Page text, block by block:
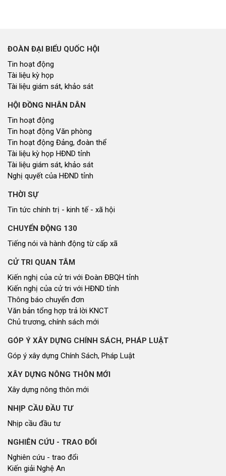
ĐOÀN ĐẠI BIỂU QUỐC HỘI
Tin hoạt động
Tài liệu kỳ họp
Tài liệu giám sát, khảo sát
HỘI ĐỒNG NHÂN DÂN
Tin hoạt động
Tin hoạt động Văn phòng
Tin hoạt động Đảng, đoàn thể
Tài liệu kỳ họp HĐND tỉnh
Tài liệu giám sát, khảo sát
Nghị quyết của HĐND tỉnh
THỜI SỰ
Tin tức chính trị - kinh tế - xã hội
CHUYỂN ĐỘNG 130
Tiếng nói và hành động từ cấp xã
CỬ TRI QUAN TÂM
Kiến nghị của cử tri với Đoàn ĐBQH tỉnh
Kiến nghị của cử tri với HĐND tỉnh
Thông báo chuyển đơn
Văn bản tổng hợp trả lời KNCT
Chủ trương, chính sách mới
GÓP Ý XÂY DỰNG CHÍNH SÁCH, PHÁP LUẬT
Góp ý xây dựng Chính Sách, Pháp Luật
XÂY DỰNG NÔNG THÔN MỚI
Xây dựng nông thôn mới
NHỊP CẦU ĐẦU TƯ
Nhịp cầu đầu tư
NGHIÊN CỨU - TRAO ĐỔI
Nghiên cứu - trao đổi
Kiến giải Nghệ An